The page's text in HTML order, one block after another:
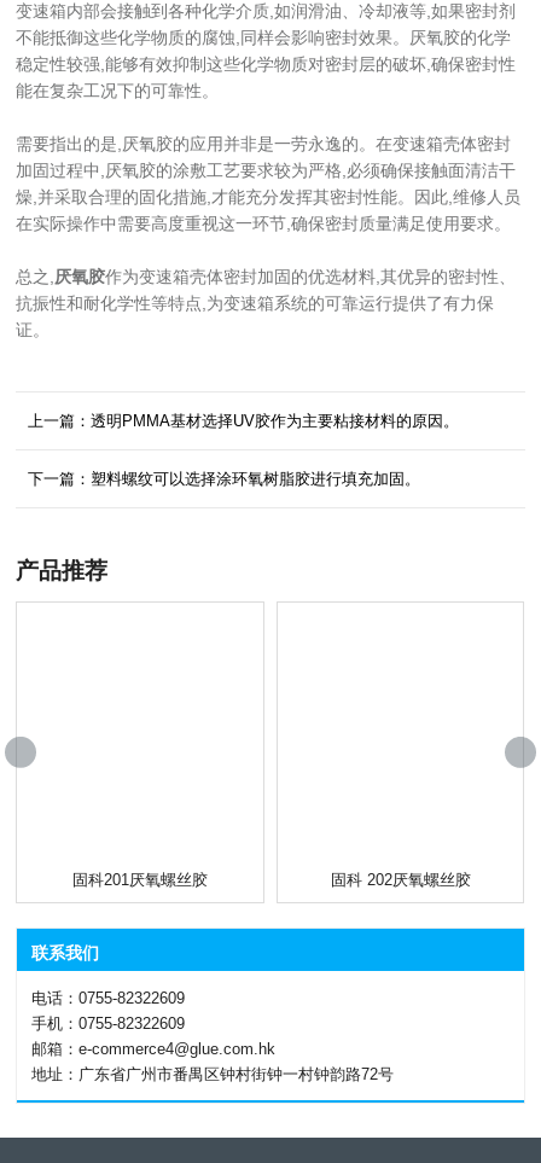
变速箱内部会接触到各种化学介质,如润滑油、冷却液等,如果密封剂
不能抵御这些化学物质的腐蚀,同样会影响密封效果。厌氧胶的化学
稳定性较强,能够有效抑制这些化学物质对密封层的破坏,确保密封性
能在复杂工况下的可靠性。
需要指出的是,厌氧胶的应用并非是一劳永逸的。在变速箱壳体密封
加固过程中,厌氧胶的涂敷工艺要求较为严格,必须确保接触面清洁干
燥,并采取合理的固化措施,才能充分发挥其密封性能。因此,维修人员
在实际操作中需要高度重视这一环节,确保密封质量满足使用要求。
总之, 厌氧胶作为变速箱壳体密封加固的优选材料,其优异的密封性、
抗振性和耐化学性等特点,为变速箱系统的可靠运行提供了有力保
证。
上一篇：透明PMMA基材选择UV胶作为主要粘接材料的原因。
下一篇：塑料螺纹可以选择涂环氧树脂胶进行填充加固。
产品推荐
固科201厌氧螺丝胶 固科 202厌氧螺丝胶
联系我们
电话：0755-82322609
手机：0755-82322609
邮箱：e-commerce4@glue.com.hk
地址：广东省广州市番禺区钟村街钟一村钟韵路72号